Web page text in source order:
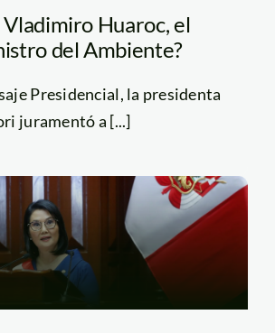
Vladimiro Huaroc, el
del Ambiente?
Presidencial, la presidenta
juramentó a [...]